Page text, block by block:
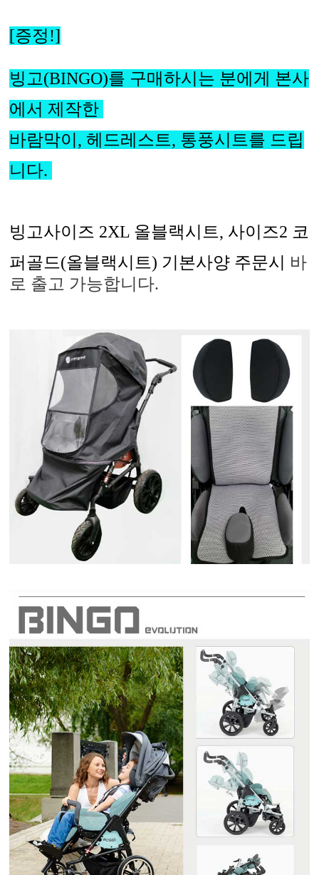
[증정!]
빙고(BINGO)를 구매하시는 분에게 본사
에서 제작한
바람막이, 헤드레스트, 통풍시트를 드립
니다.
빙고사이즈 2XL 올블랙시트, 사이즈2 코
퍼골드(올블랙시트) 기본사양 주문시 바
로 출고 가능합니다.